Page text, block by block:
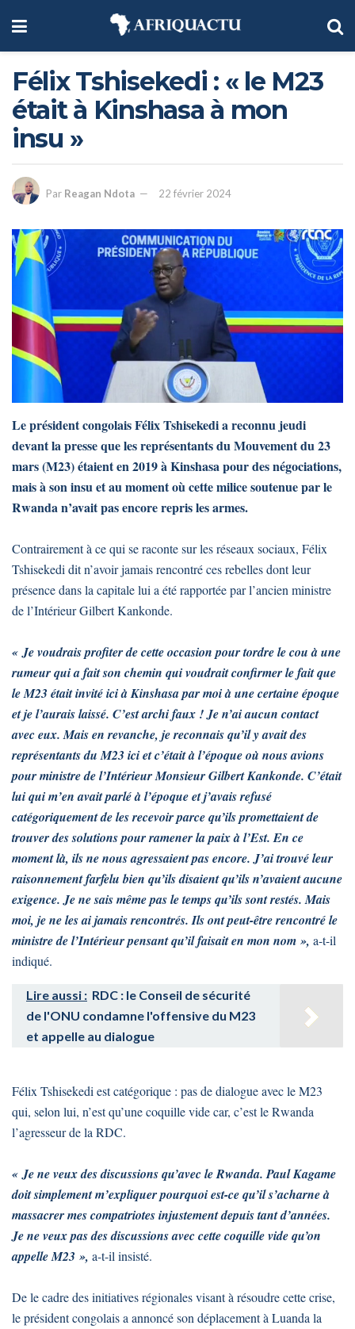
Félix Tshisekedi : « le M23
était à Kinshasa à mon
insu »
Par Reagan Ndota 22 février 2024
Le président congolais Félix Tshisekedi a reconnu jeudi
devant la presse que les représentants du Mouvement du 23
mars (M23) étaient en 2019 à Kinshasa pour des négociations,
mais à son insu et au moment où cette milice soutenue par le
Rwanda n’avait pas encore repris les armes.
Contrairement à ce qui se raconte sur les réseaux sociaux, Félix
Tshisekedi dit n’avoir jamais rencontré ces rebelles dont leur
présence dans la capitale lui a été rapportée par l’ancien ministre
de l’Intérieur Gilbert Kankonde.
« Je voudrais profiter de cette occasion pour tordre le cou à une
rumeur qui a fait son chemin qui voudrait confirmer le fait que
le M23 était invité ici à Kinshasa par moi à une certaine époque
et je l’aurais laissé. C’est archi faux ! Je n’ai aucun contact
avec eux. Mais en revanche, je reconnais qu’il y avait des
représentants du M23 ici et c’était à l’époque où nous avions
pour ministre de l’Intérieur Monsieur Gilbert Kankonde. C’était
lui qui m’en avait parlé à l’époque et j’avais refusé
catégoriquement de les recevoir parce qu’ils promettaient de
trouver des solutions pour ramener la paix à l’Est. En ce
moment là, ils ne nous agressaient pas encore. J’ai trouvé leur
raisonnement farfelu bien qu’ils disaient qu’ils n’avaient aucune
exigence. Je ne sais même pas le temps qu’ils sont restés. Mais
moi, je ne les ai jamais rencontrés. Ils ont peut-être rencontré le
ministre de l’Intérieur pensant qu’il faisait en mon nom », a-t-il
indiqué.
Lire aussi : RDC : le Conseil de sécurité
de l'ONU condamne l'offensive du M23
et appelle au dialogue
Félix Tshisekedi est catégorique : pas de dialogue avec le M23
qui, selon lui, n’est qu’une coquille vide car, c’est le Rwanda
l’agresseur de la RDC.
« Je ne veux des discussions qu’avec le Rwanda. Paul Kagame
doit simplement m’expliquer pourquoi est-ce qu’il s’acharne à
massacrer mes compatriotes injustement depuis tant d’années.
Je ne veux pas des discussions avec cette coquille vide qu’on
appelle M23 », a-t-il insisté.
De le cadre des initiatives régionales visant à résoudre cette crise,
le président congolais a annoncé son déplacement à Luanda la